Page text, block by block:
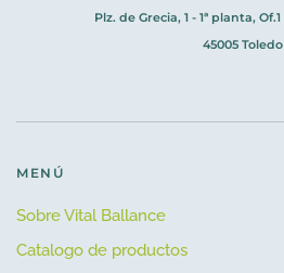
Plz. de Grecia, 1 - 1ª planta, Of.1
45005 Toledo
MENÚ
Sobre Vital Ballance
Catalogo de productos